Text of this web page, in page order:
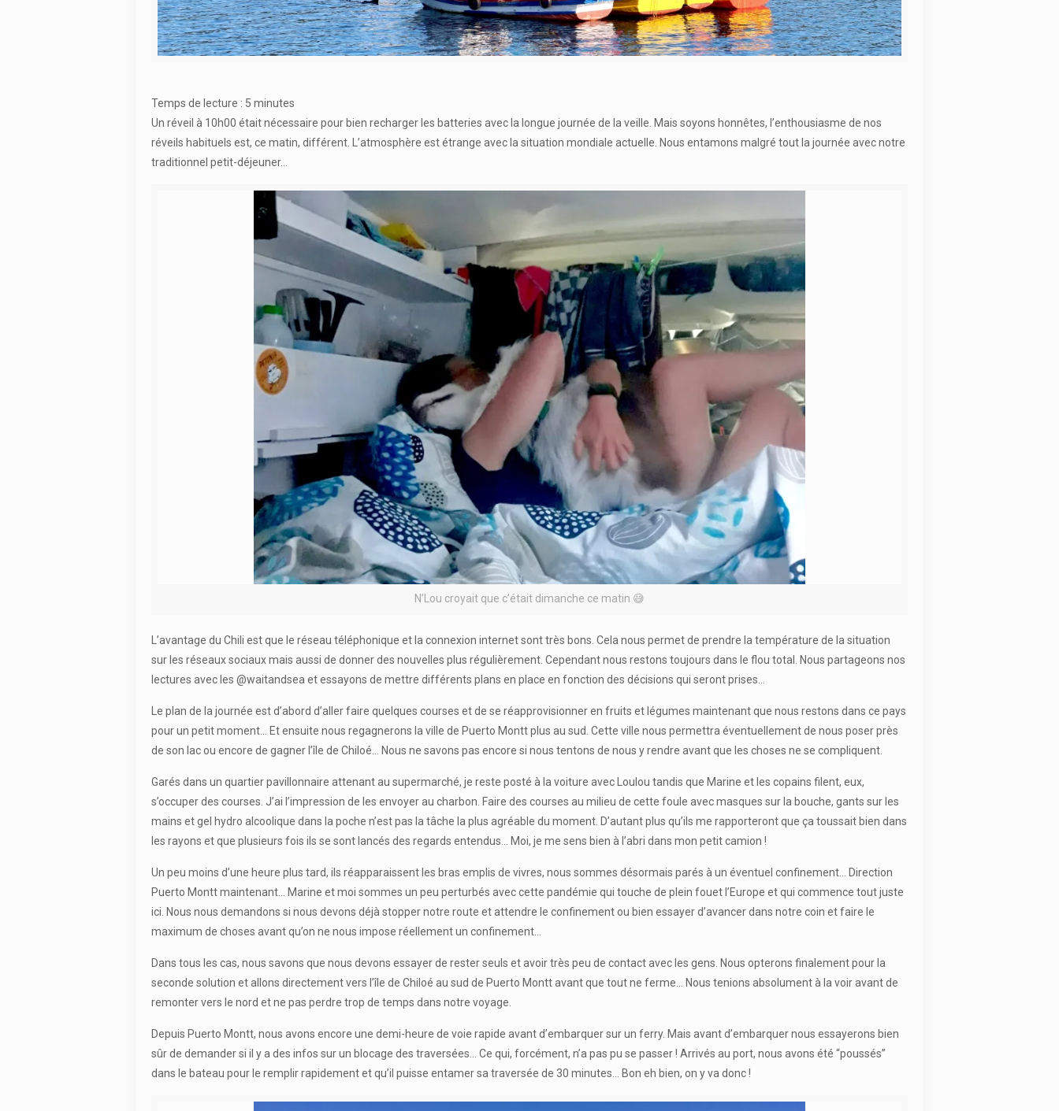
Temps de lecture : 5 minutes
Un réveil à 10h00 était nécessaire pour bien recharger les batteries avec la longue journée de la veille. Mais soyons honnêtes, l’enthousiasme de nos
réveils habituels est, ce matin, différent. L’atmosphère est étrange avec la situation mondiale actuelle. Nous entamons malgré tout la journée avec notre
traditionnel petit-déjeuner…
N’Lou croyait que c’était dimanche ce matin 😅
L’avantage du Chili est que le réseau téléphonique et la connexion internet sont très bons. Cela nous permet de prendre la température de la situation
sur les réseaux sociaux mais aussi de donner des nouvelles plus régulièrement. Cependant nous restons toujours dans le flou total. Nous partageons nos
lectures avec les @waitandsea et essayons de mettre différents plans en place en fonction des décisions qui seront prises…
Le plan de la journée est d’abord d’aller faire quelques courses et de se réapprovisionner en fruits et légumes maintenant que nous restons dans ce pays
pour un petit moment… Et ensuite nous regagnerons la ville de Puerto Montt plus au sud. Cette ville nous permettra éventuellement de nous poser près
de son lac ou encore de gagner l’île de Chiloé… Nous ne savons pas encore si nous tentons de nous y rendre avant que les choses ne se compliquent.
Garés dans un quartier pavillonnaire attenant au supermarché, je reste posté à la voiture avec Loulou tandis que Marine et les copains filent, eux,
s’occuper des courses. J’ai l’impression de les envoyer au charbon. Faire des courses au milieu de cette foule avec masques sur la bouche, gants sur les
mains et gel hydro alcoolique dans la poche n’est pas la tâche la plus agréable du moment. D’autant plus qu’ils me rapporteront que ça toussait bien dans
les rayons et que plusieurs fois ils se sont lancés des regards entendus… Moi, je me sens bien à l’abri dans mon petit camion !
Un peu moins d’une heure plus tard, ils réapparaissent les bras emplis de vivres, nous sommes désormais parés à un éventuel confinement… Direction
Puerto Montt maintenant… Marine et moi sommes un peu perturbés avec cette pandémie qui touche de plein fouet l’Europe et qui commence tout juste
ici. Nous nous demandons si nous devons déjà stopper notre route et attendre le confinement ou bien essayer d’avancer dans notre coin et faire le
maximum de choses avant qu’on ne nous impose réellement un confinement…
Dans tous les cas, nous savons que nous devons essayer de rester seuls et avoir très peu de contact avec les gens. Nous opterons finalement pour la
seconde solution et allons directement vers l’île de Chiloé au sud de Puerto Montt avant que tout ne ferme… Nous tenions absolument à la voir avant de
remonter vers le nord et ne pas perdre trop de temps dans notre voyage.
Depuis Puerto Montt, nous avons encore une demi-heure de voie rapide avant d’embarquer sur un ferry. Mais avant d’embarquer nous essayerons bien
sûr de demander si il y a des infos sur un blocage des traversées… Ce qui, forcément, n’a pas pu se passer ! Arrivés au port, nous avons été “poussés”
dans le bateau pour le remplir rapidement et qu’il puisse entamer sa traversée de 30 minutes… Bon eh bien, on y va donc !